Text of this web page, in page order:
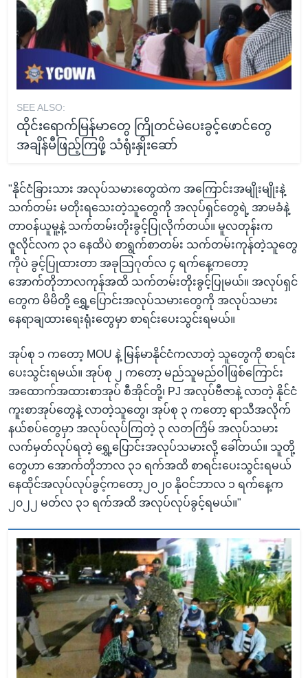
SEE ALSO:
ထိုင်းရောက်မြန်မာတွေ ကြိုတင်မဲပေးခွင့်ဖောင်တွေ
အချိန်မီဖြည့်ကြဖို့ သံရုံးနှိုးဆော်
"နိုင်ငံခြားသား အလုပ်သမားတွေထဲက အကြောင်းအမျိုးမျိုးနဲ့
သက်တမ်း မတိုးရသေးတဲ့သူတွေကို အလုပ်ရှင်တွေရဲ့ အာမခံနဲ့
တာဝန်ယူမူ့နဲ့ သက်တမ်းတိုးခွင့်ပြုလိုက်တယ်။ မူလတုန်းက
ဇူလိုင်လက ၃၁ နေထိပဲ စာရွက်စာတမ်း သက်တမ်းကုန်တဲ့သူတွေ
ကိုပဲ ခွင့်ပြုထားတာ အခုသြဂုတ်လ ၄ ရက်နေ့ကတော့
အောက်တိုဘာလကုန်အထိ သက်တမ်းတိုးခွင့်ပြုမယ်။ အလုပ်ရှင်
တွေက မိမိတို့ ရွှေ့ပြောင်းအလုပ်သမားတွေကို အလုပ်သမား
နေရာချထားရေးရုံးတွေမှာ စာရင်းပေးသွင်းရမယ်။
အုပ်စု ၁ ကတော့ MOU နဲ့ မြန်မာနိုင်ငံကလာတဲ့ သူတွေကို စာရင်း
ပေးသွင်းရမယ်။ အုပ်စု ၂ ကတော့ မည်သူမည်ဝါဖြစ်ကြောင်း
အထောက်အထားစာအုပ် စီအိုင်တို့၊ PJ အလုပ်ဗီဇာနဲ့ လာတဲ့ နိုင်ငံ
ကူးစာအုပ်တွေနဲ့ လာတဲ့သူတွေ၊ အုပ်စု ၃ ကတော့ ရာသီအလိုက်
နယ်စပ်တွေမှာ အလုပ်လုပ်ကြတဲ့ ၃ လတကြိမ် အလုပ်သမား
လက်မှတ်လုပ်ရတဲ့ ရွှေ့ပြောင်းအလုပ်သမားလို့ ခေါ်တယ်။ သူတို့
တွေဟာ အောက်တိုဘာလ ၃၁ ရက်အထိ စာရင်းပေးသွင်းရမယ်
နေထိုင်အလုပ်လုပ်ခွင့်ကတော့၂၀၂၀ နိုဝင်ဘာလ ၁ ရက်နေ့က
၂၀၂၂ မတ်လ ၃၁ ရက်အထိ အလုပ်လုပ်ခွင့်ရမယ်။"